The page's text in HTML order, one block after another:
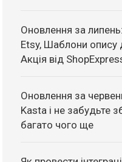
Оновлення за липень:
Etsy, Шаблони опису
Акція від
Оновлення за
Kasta і не забудьте
багато чого ще